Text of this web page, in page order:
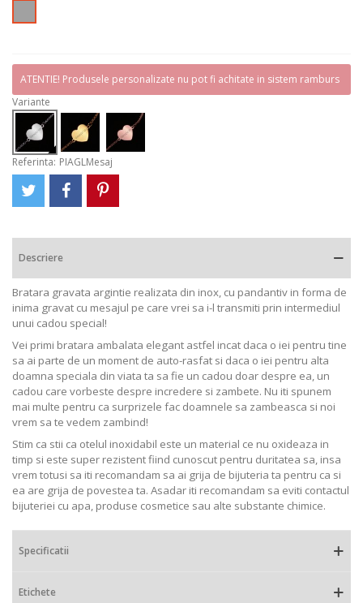
ATENTIE! Produsele personalizate nu pot fi achitate in sistem ramburs
Variante
Referinta: PIAGLMesaj
Descriere
Bratara gravata argintie realizata din inox, cu pandantiv in forma de
inima gravat cu mesajul pe care vrei sa i-l transmiti prin intermediul
unui cadou special!
Vei primi bratara ambalata elegant astfel incat daca o iei pentru tine
sa ai parte de un moment de auto-rasfat si daca o iei pentru alta
doamna speciala din viata ta sa fie un cadou doar despre ea, un
cadou care vorbeste despre incredere si zambete. Nu iti spunem
mai multe pentru ca surprizele fac doamnele sa zambeasca si noi
vrem sa te vedem zambind!
Stim ca stii ca otelul inoxidabil este un material ce nu oxideaza in
timp si este super rezistent fiind cunoscut pentru duritatea sa, insa
vrem totusi sa iti recomandam sa ai grija de bijuteria ta pentru ca si
ea are grija de povestea ta. Asadar iti recomandam sa eviti contactul
bijuteriei cu apa, produse cosmetice sau alte substante chimice.
Specificatii
Etichete